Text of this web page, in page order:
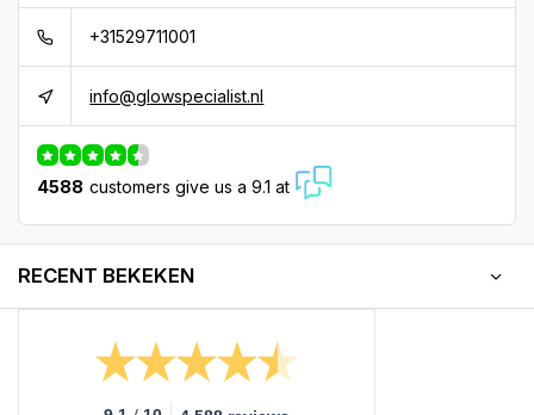
+31529711001
info@glowspecialist.nl
4588 customers give us a 9.1 at
RECENT BEKEKEN